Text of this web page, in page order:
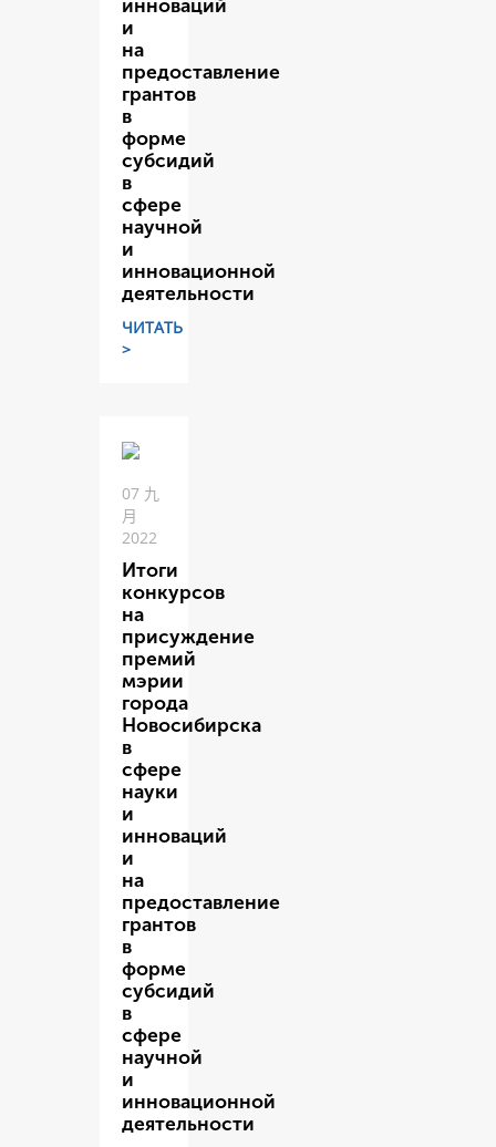
инноваций
и
на
предоставление
грантов
в
форме
субсидий
в
сфере
научной
и
инновационной
деятельности
ЧИТАТЬ
>
07 九
月
2022
Итоги
конкурсов
на
присуждение
премий
мэрии
города
Новосибирска
в
сфере
науки
и
инноваций
и
на
предоставление
грантов
в
форме
субсидий
в
сфере
научной
и
инновационной
деятельности